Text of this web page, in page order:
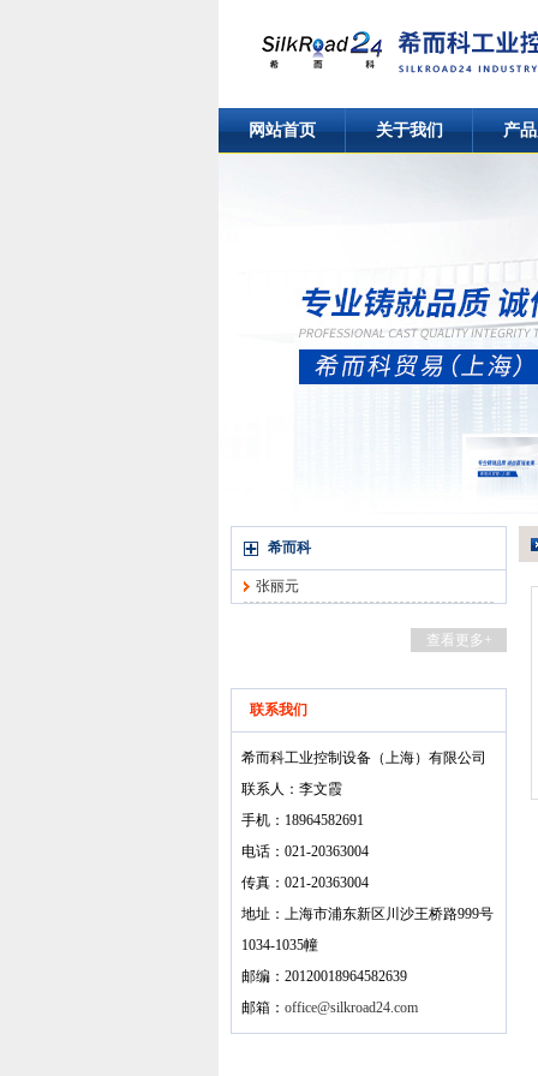
网站首页 关于我们 产
希而科
张丽元
查看更多+
联系我们
希而科工业控制设备（上海）有限公司
联系人：李文霞
手机：18964582691
电话：021-20363004
传真：021-20363004
地址：上海市浦东新区川沙王桥路999号
1034-1035幢
邮编：20120018964582639
邮箱： office@silkroad24.com